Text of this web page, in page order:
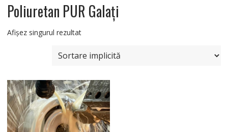
Poliuretan PUR Galați
Afișez singurul rezultat